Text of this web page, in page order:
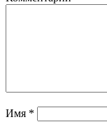
Имя *